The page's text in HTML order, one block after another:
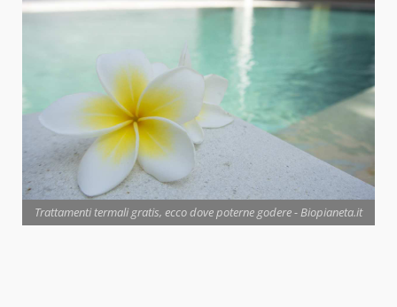
Trattamenti termali gratis, ecco dove poterne godere - Biopianeta.it